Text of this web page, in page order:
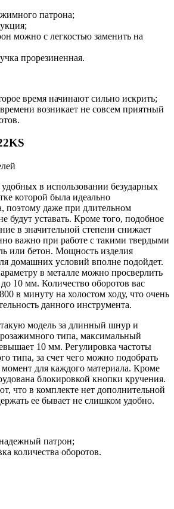
патрона;
можно с легкостью заменить на
прорезиненная.
время начинают сильно искрить;
возникает не совсем приятный
в использовании безударных
которой была идеально
поэтому даже при длительном
будут уставать. Кроме того, подобное
в значительной степени снижает
важно при работе с такими твердыми
или бетон. Мощность изделия
домашних условий вполне подойдет.
в металле можно просверлить
10 мм. Количество оборотов вас
в минуту на холостом ходу, что очень
данного инструмента.
такую модель за длинный шнур и
типа, максимальный
10 мм. Регулировка частоты
типа, за счет чего можно подобрать
для каждого материала. Кроме
блокировкой кнопки кручения.
что в комплекте нет дополнительной
ее бывает не слишком удобно.
патрон;
количества оборотов.